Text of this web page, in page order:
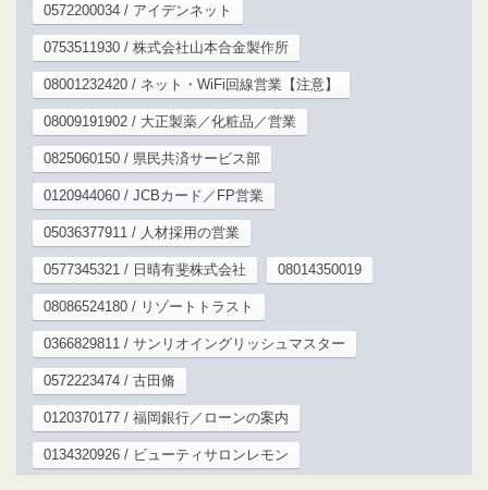
0572200034 / アイデンネット
0753511930 / 株式会社山本合金製作所
08001232420 / ネット・WiFi回線営業【注意】
08009191902 / 大正製薬／化粧品／営業
0825060150 / 県民共済サービス部
0120944060 / JCBカード／FP営業
05036377911 / 人材採用の営業
0577345321 / 日晴有斐株式会社 08014350019
08086524180 / リゾートトラスト
0366829811 / サンリオイングリッシュマスター
0572223474 / 古田脩
0120370177 / 福岡銀行／ローンの案内
0134320926 / ビューティサロンレモン